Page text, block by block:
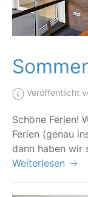
Veröffentlicht
Schö­ne Feri­en!
Feri­en (genau
dann haben wir
Weiterlesen